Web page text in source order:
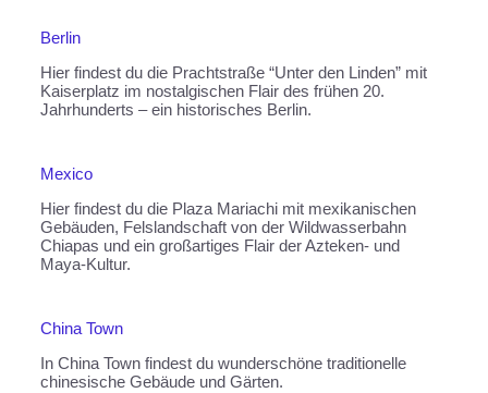
Berlin
Hier findest du die Prachtstraße “Unter den Linden” mit
Kaiserplatz im nostalgischen Flair des frühen 20.
Jahrhunderts – ein historisches Berlin.
Mexico
Hier findest du die Plaza Mariachi mit mexikanischen
Gebäuden, Felslandschaft von der Wildwasserbahn
Chiapas und ein großartiges Flair der Azteken- und
Maya-Kultur.
China Town
In China Town findest du wunderschöne traditionelle
chinesische Gebäude und Gärten.